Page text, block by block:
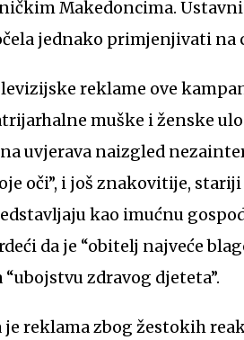
Makedoncima.
jednako primjenjivati na
reklame ove
muške i ženske
uvjerava naizgled
oči”, i još znakovitije,
kao imućnu
da je “obitelj najveće
“ubojstvu zdravog djeteta”.
je reklama zbog žestokih